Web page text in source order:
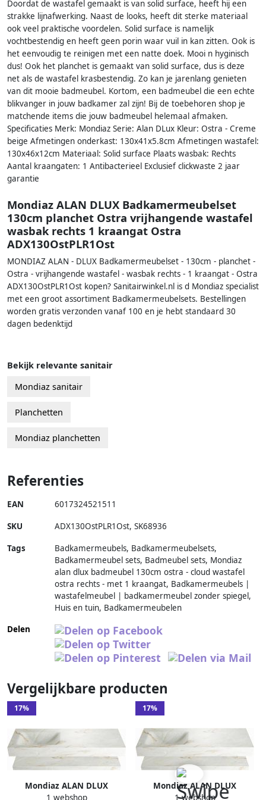
Doordat de wastafel gemaakt is van solid surface, heeft hij een
strakke lijnafwerking. Naast de looks, heeft dit sterke materiaal
ook veel praktische voordelen. Solid surface is namelijk
vochtbestendig en heeft geen porin waar vuil in kan zitten. Ook is
het eenvoudig te reinigen met een natte doek. Mooi n hyginisch
dus! Ook het planchet is gemaakt van solid surface, dus is deze
net als de wastafel krasbestendig. Zo kan je jarenlang genieten
van dit mooie badmeubel. Kortom, een badmeubel die een echte
blikvanger in jouw badkamer zal zijn! Bij de toebehoren shop je
matchende items die jouw badmeubel helemaal afmaken.
Specificaties Merk: Mondiaz Serie: Alan DLux Kleur: Ostra - Creme
beige Afmetingen onderkast: 130x41x5.8cm Afmetingen wastafel:
130x46x12cm Materiaal: Solid surface Plaats wasbak: Rechts
Aantal kraangaten: 1 Antibacterieel Exclusief clickwaste 2 jaar
garantie
Mondiaz ALAN DLUX Badkamermeubelset
130cm planchet Ostra vrijhangende wastafel
wasbak rechts 1 kraangat Ostra
ADX130OstPLR1Ost
MONDIAZ ALAN - DLUX Badkamermeubelset - 130cm - planchet -
Ostra - vrijhangende wastafel - wasbak rechts - 1 kraangat - Ostra
ADX130OstPLR1Ost kopen? Sanitairwinkel.nl is d Mondiaz specialist
met een groot assortiment Badkamermeubelsets. Bestellingen
worden gratis verzonden vanaf 100 en je hebt standaard 30
dagen bedenktijd
Bekijk relevante sanitair
Mondiaz sanitair
Planchetten
Mondiaz planchetten
Referenties
EAN 6017324521511
SKU ADX130OstPLR1Ost, SK68936
Tags
Badkamermeubels, Badkamermeubelsets,
Badkamermeubel sets, Badmeubel sets, Mondiaz
alan dlux badmeubel 130cm ostra - cloud wastafel
ostra rechts - met 1 kraangat, Badkamermeubels |
wastafelmeubel | badkamermeubel zonder spiegel,
Huis en tuin, Badkamermeubelen
Delen
Vergelijkbare producten
17%
Mondiaz ALAN DLUX
17%
Mondiaz ALAN DLUX